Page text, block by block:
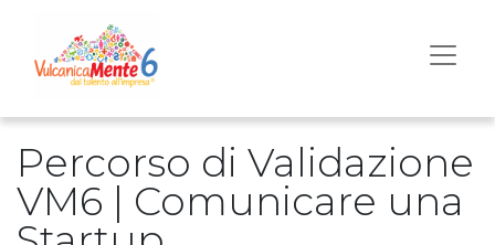
Percorso di Validazione
VM6 | Comunicare una